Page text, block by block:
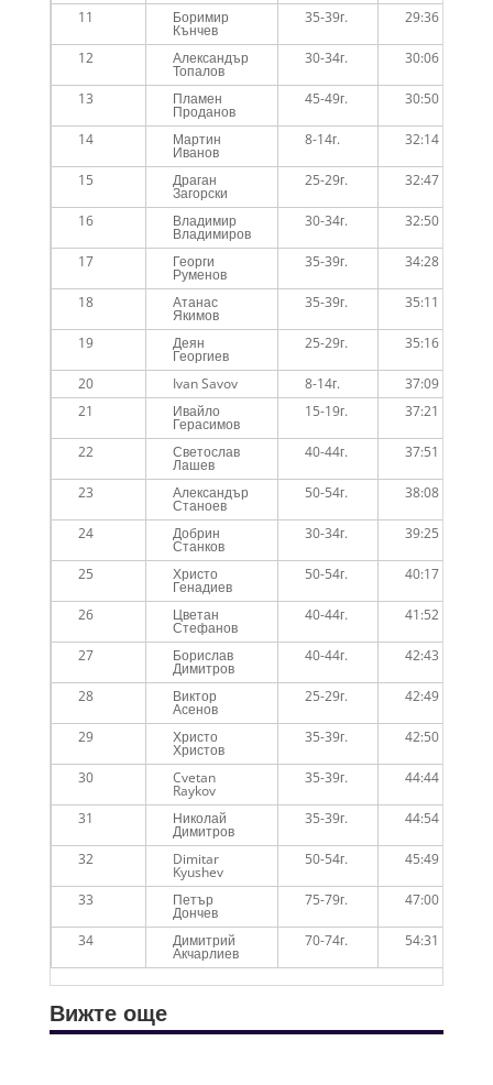
11 Боримир
Кънчев
35-39г. 29:36
12 Александър
Топалов
30-34г. 30:06
13 Пламен
Проданов
45-49г. 30:50
14 Мартин
Иванов
8-14г. 32:14
15 Драган
Загорски
25-29г. 32:47
16 Владимир
Владимиров
30-34г. 32:50
17 Георги
Руменов
35-39г. 34:28
18 Атанас
Якимов
35-39г. 35:11
19 Деян
Георгиев
25-29г. 35:16
20 Ivan Savov 8-14г.
37:09
21
Ивайло
Герасимов
15-19г. 37:21
22 Светослав
Лашев
40-44г. 37:51
23 Александър
Станоев
50-54г. 38:08
24 Добрин
Станков
30-34г. 39:25
25 Христо
Генадиев
50-54г. 40:17
26 Цветан
Стефанов
40-44г. 41:52
27 Борислав
Димитров
40-44г. 42:43
28 Виктор
Асенов
25-29г. 42:49
29 Христо
Христов
35-39г. 42:50
30 Cvetan
Raykov
35-39г. 44:44
31 Николай
Димитров
35-39г. 44:54
32 Dimitar
Kyushev
50-54г. 45:49
33 Петър
Дончев
75-79г. 47:00
34 Димитрий
Акчарлиев
70-74г. 54:31
Вижте още